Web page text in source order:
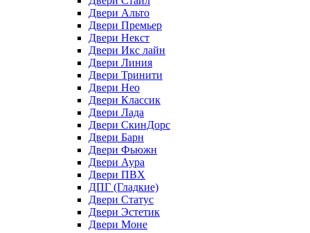
Двери Альто
Двери Премьер
Двери Некст
Двери Икс лайн
Двери Линия
Двери Тринити
Двери Нео
Двери Классик
Двери Лада
Двери СкинДорс
Двери Барн
Двери Фьюжн
Двери Аура
Двери ПВХ
ДПГ (Гладкие)
Двери Статус
Двери Эстетик
Двери Моне